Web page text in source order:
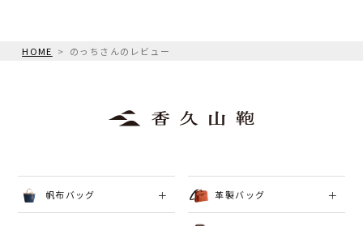
HOME のっちさんのレビュー
帆布バッグ 革製バッグ